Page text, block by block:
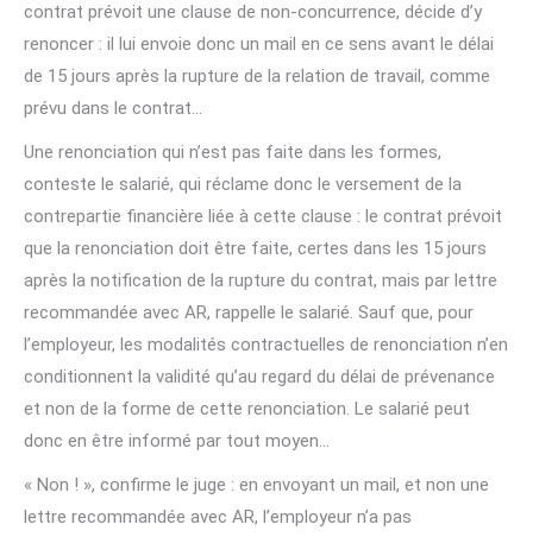
contrat prévoit une clause de non-concurrence, décide d’y
renoncer : il lui envoie donc un mail en ce sens avant le délai
de 15 jours après la rupture de la relation de travail, comme
prévu dans le contrat…
Une renonciation qui n’est pas faite dans les formes,
conteste le salarié, qui réclame donc le versement de la
contrepartie financière liée à cette clause : le contrat prévoit
que la renonciation doit être faite, certes dans les 15 jours
après la notification de la rupture du contrat, mais par lettre
recommandée avec AR, rappelle le salarié. Sauf que, pour
l’employeur, les modalités contractuelles de renonciation n’en
conditionnent la validité qu’au regard du délai de prévenance
et non de la forme de cette renonciation. Le salarié peut
donc en être informé par tout moyen…
« Non ! », confirme le juge : en envoyant un mail, et non une
lettre recommandée avec AR, l’employeur n’a pas